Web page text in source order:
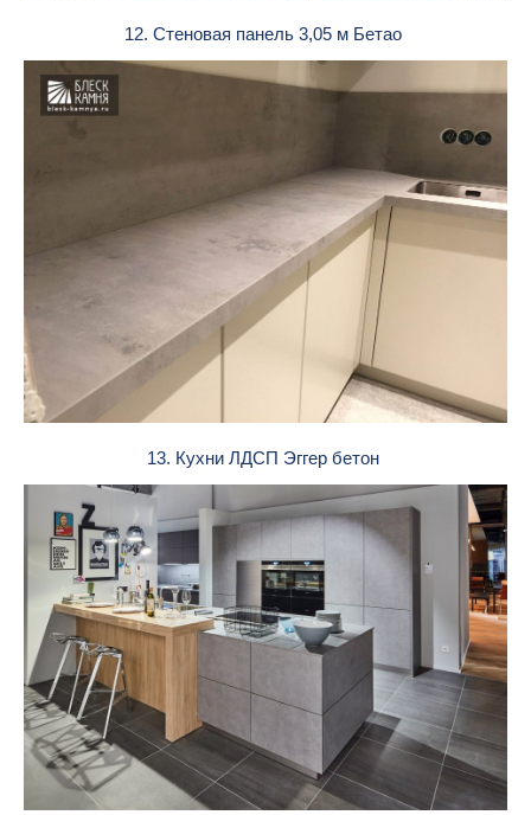
12. Стеновая панель 3,05 м Бетао
13. Кухни ЛДСП Эггер бетон